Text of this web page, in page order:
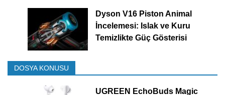
Dyson V16 Piston Animal
İncelemesi: Islak ve Kuru
Temizlikte Güç Gösterisi
DOSYA KONUSU
UGREEN EchoBuds Magic